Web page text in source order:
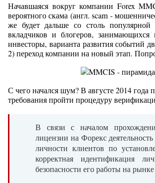
Начавшаяся вокруг компании Forex
вероятного скама (англ. scam -
же будет дальше со столь популярной
вкладчиков и блогеров,
инвесторы, варианта развития
2) переход компании на новый этап.
С чего начался шум? В августе 2014
требования пройти процедуру
В связи с началом
лицензии на Форекс
личности клиентов по
корректная идентификация
безопасности его работы на